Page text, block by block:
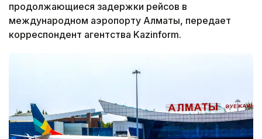
продолжающиеся задержки рейсов в
международном аэропорту Алматы, передает
корреспондент агентства Kazinform.